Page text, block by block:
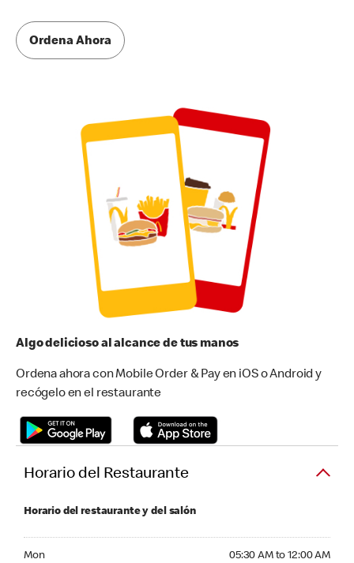
Ordena Ahora
Algo delicioso al alcance de tus manos
Ordena ahora con Mobile Order & Pay en iOS o Android y
recógelo en el restaurante
Horario del Restaurante
Horario del restaurante y del salón
Mon 05:30 AM to 12:00 AM